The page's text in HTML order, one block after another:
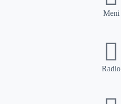
Meni
Radio